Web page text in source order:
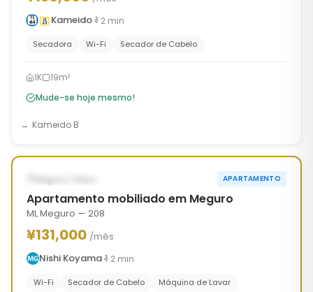
Kameido
2 min
Secadora Wi-Fi Secador de Cabelo
1K
19m²
Mude-se hoje mesmo!
Kameido B
DISPONÍVEL AGORA
‹ ›
Meguro, Tokyo APARTAMENTO
Apartamento mobiliado em Meguro
ML Meguro — 208
¥131,000 /mês
Nishi Koyama
2 min
Wi-Fi Secador de Cabelo Máquina de Lavar